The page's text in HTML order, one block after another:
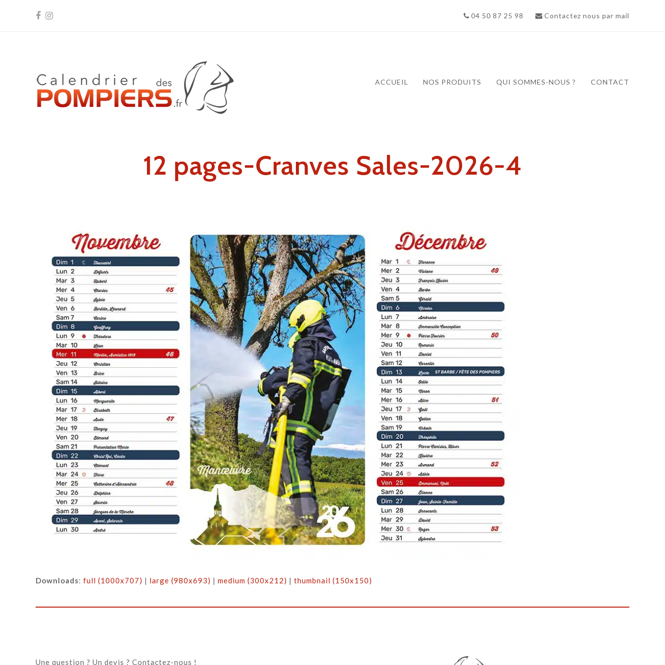
Facebook
Instagram 04 50 87 25 98 Contactez nous par mail
ACCUEIL NOS PRODUITS QUI SOMMES-NOUS ? CONTACT
12 pages-Cranves Sales-2026-4
Downloads: full (1000x707) | large (980x693) | medium (300x212) | thumbnail (150x150)
Une question ? Un devis ? Contactez-nous !